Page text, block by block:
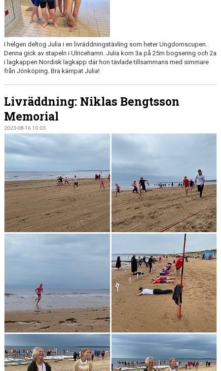
I helgen deltog Julia i en livräddningstävling som heter Ungdomscupen.
Denna gick av stapeln i Ulricehamn. Julia kom 3a på 25m bogsering och 2a
i lagkappen Nordisk lagkapp där hon tävlade tillsammans med simmare
från Jönköping. Bra kämpat Julia!
Livräddning: Niklas Bengtsson
Memorial
2023-08-16 10:03